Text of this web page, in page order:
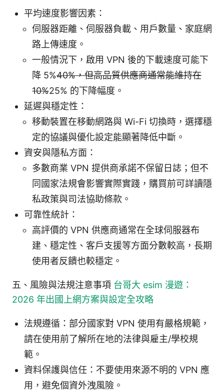
平均速度影響因素：
伺服器距離、伺服器負載、用戶數量、家庭網
路上傳速度。
一般情況下，啟用 VPN 後的下載速度可能下
降 5%40%，但高品質供應商通常能維持在
10%25% 的下降幅度。
延遲與穩定性：
移動裝置在移動網路與 Wi-Fi 切換時，選擇穩
定的協議與優化設定能顯著降低中斷。
資安與隱私方面：
多數商業 VPN 提供商承諾不保留日誌；但不
同國家法規會影響實際實踐，購買前可詳讀隱
私政策與司法協助條款。
可靠性統計：
高評價的 VPN 供應商通常在全球伺服器布
建、穩定性、客戶支援等方面分數較高，長期
使用者反饋也較穩定。
五、風險與法規注意事項 台哥大 esim 漫遊：
2026 年出國上網方案與設定全攻略
法規遵循：部分國家對 VPN 使用有嚴格規範，
請在使用前了解所在地的法律與雇主/學校規
範。
資料保護與信任：不要使用來源不明的 VPN 應
用，避免個資外洩風險。